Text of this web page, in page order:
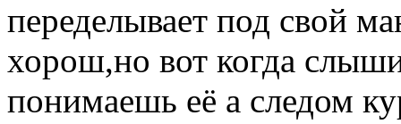
переделывает под свой
хорош,но вот когда
понимаешь её а следом